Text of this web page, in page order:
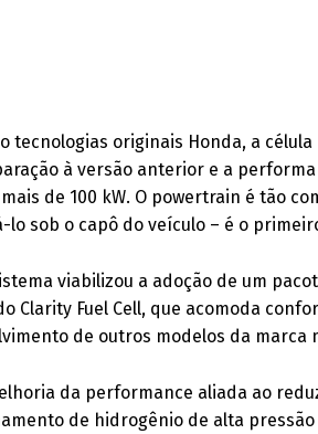
tecnologias originais Honda, a
à versão anterior e a
de 100 kW. O powertrain é tão
lo sob o capô do veículo – é o
viabilizou a adoção de um
Clarity Fuel Cell, que acomoda
de outros modelos da marca
da performance aliada ao
de hidrogênio de alta